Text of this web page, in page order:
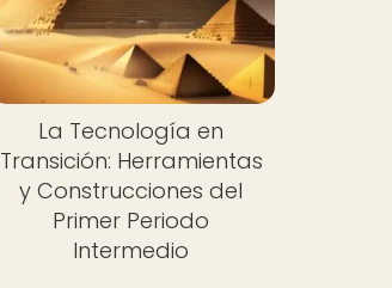
La Tecnología en
Transición: Herramientas
y Construcciones del
Primer Periodo
Intermedio